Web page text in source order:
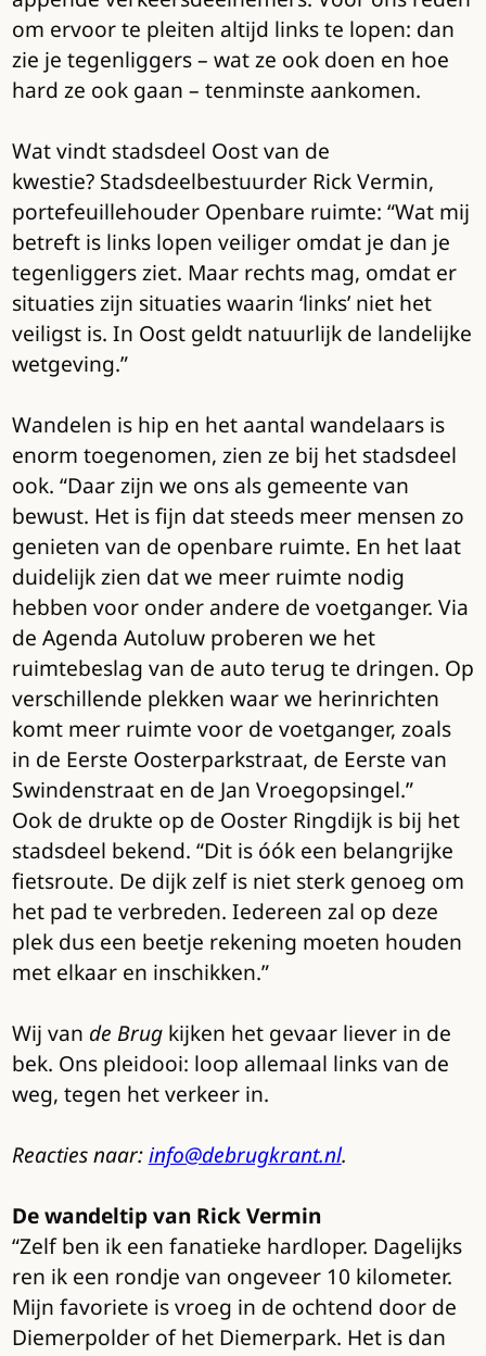
om ervoor te pleiten altijd links te lopen: dan
zie je tegenliggers – wat ze ook doen en hoe
hard ze ook gaan – tenminste aankomen.
Wat vindt stadsdeel Oost van de
kwestie? Stadsdeelbestuurder Rick Vermin,
portefeuillehouder Openbare ruimte: “Wat mij
betreft is links lopen veiliger omdat je dan je
tegenliggers ziet. Maar rechts mag, omdat er
situaties zijn situaties waarin ‘links’ niet het
veiligst is. In Oost geldt natuurlijk de landelijke
wetgeving.”
Wandelen is hip en het aantal wandelaars is
enorm toegenomen, zien ze bij het stadsdeel
ook. “Daar zijn we ons als gemeente van
bewust. Het is fijn dat steeds meer mensen zo
genieten van de openbare ruimte. En het laat
duidelijk zien dat we meer ruimte nodig
hebben voor onder andere de voetganger. Via
de Agenda Autoluw proberen we het
ruimtebeslag van de auto terug te dringen. Op
verschillende plekken waar we herinrichten
komt meer ruimte voor de voetganger, zoals
in de Eerste Oosterparkstraat, de Eerste van
Swindenstraat en de Jan Vroegopsingel.”
Ook de drukte op de Ooster Ringdijk is bij het
stadsdeel bekend. “Dit is óók een belangrijke
fietsroute. De dijk zelf is niet sterk genoeg om
het pad te verbreden. Iedereen zal op deze
plek dus een beetje rekening moeten houden
met elkaar en inschikken.”
Wij van de Brugkijken het gevaar liever in de
bek. Ons pleidooi: loop allemaal links van de
weg, tegen het verkeer in.
Reacties naar:info@debrugkrant.nl.
De wandeltip van Rick Vermin
“Zelf ben ik een fanatieke hardloper. Dagelijks
ren ik een rondje van ongeveer 10 kilometer.
Mijn favoriete is vroeg in de ochtend door de
Diemerpolder of het Diemerpark. Het is dan